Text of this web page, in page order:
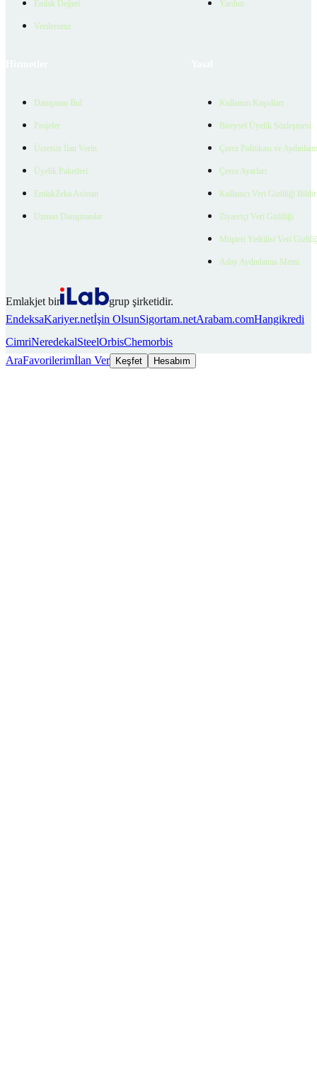
Emlak Değeri
Verilerimiz
Yardım
Danışman Bul
Projeler
Ücretsiz İlan Verin
Üyelik Paketleri
EmlakZeka Asistan
Uzman Danışmanlar
Kullanım Koşulları
Bireysel Üyelik Sözleşmesi
Çerez Politikası ve
Çerez Ayarları
Kullanıcı Veri Gizliliği
Ziyaretçi Veri Gizliliği
Müşteri Yetkilisi Veri
Aday Aydınlatma Metni
Emlakjet bir
grup şirketidir.
EndeksaKariyer.netİşin OlsunSigortam.netArabam.comHangikredi
CimriNeredekalSteelOrbisChemorbis
AraFavorilerimİlan Ver Keşfet Hesabım